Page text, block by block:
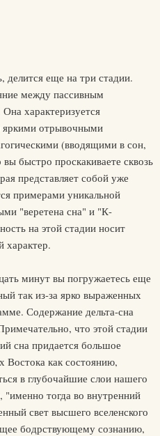
еще на три стадии.
между пассивным
характеризуется
яркими отрывочными
(вводящими в сон,
быстро проскакиваете сквозь
представляет собой уже
примерами уникальной
"веретена сна" и "К-
на этой стадии носит
характер.
минут вы погружаетесь еще
так из-за ярко выраженных
Содержание дельта-сна
что этой стадии
сна придается большое
Востока как состоянию,
в глубочайшие слои нашего
тогда во внутренний
свет высшего вселенского
бодрствующему сознанию,